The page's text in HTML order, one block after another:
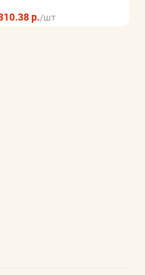
р./шт